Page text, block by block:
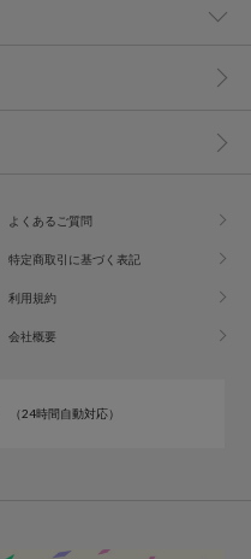
よくあるご質問
特定商取引に基づく表記
利用規約
会社概要
（24時間自動対応）